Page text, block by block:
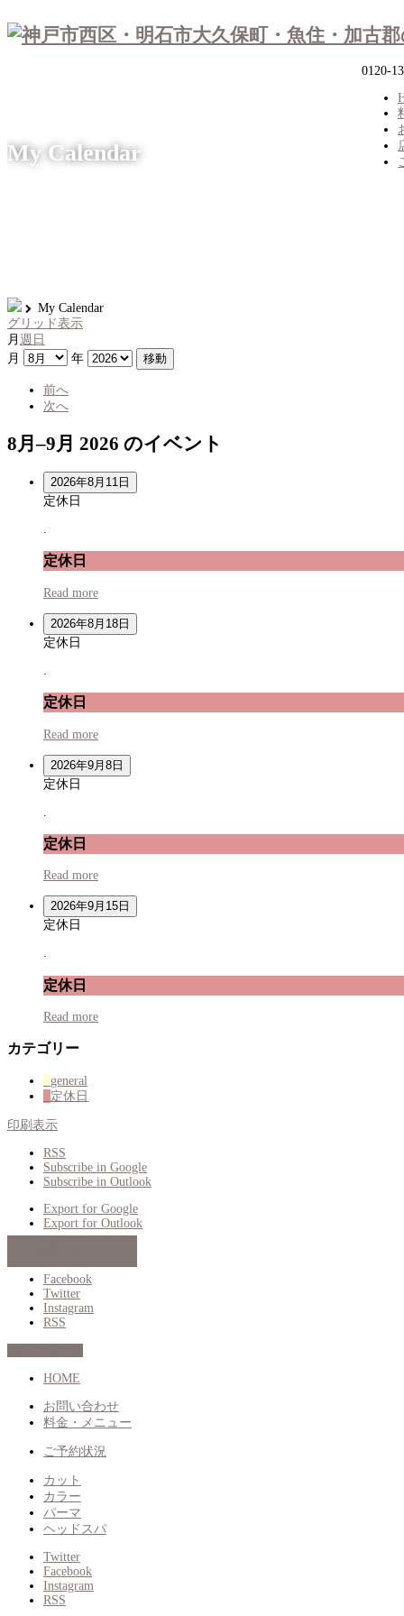
0120-
My Calendar
My Calendar
グリッド表示
月 週 日
月
年
前へ
次へ
8月–9月 2026 のイベント
2026年8月11日
定休日
.
定休日
Read more
2026年8月18日
定休日
定休日
Read more
2026年9月8日
定休日
定休日
Read more
2026年9月15日
定休日
.
定休日
Read more
カテゴリー
general
定休日
印刷 表示
RSS
Subscribe in Google
Subscribe in Outlook
Export for Google
Export for Outlook
Facebook
Twitter
Instagram
RSS
HOME
お問い合わせ
料金・メニュー
ご予約状況
カット
カラー
パーマ
ヘッドスパ
Twitter
Facebook
Instagram
RSS